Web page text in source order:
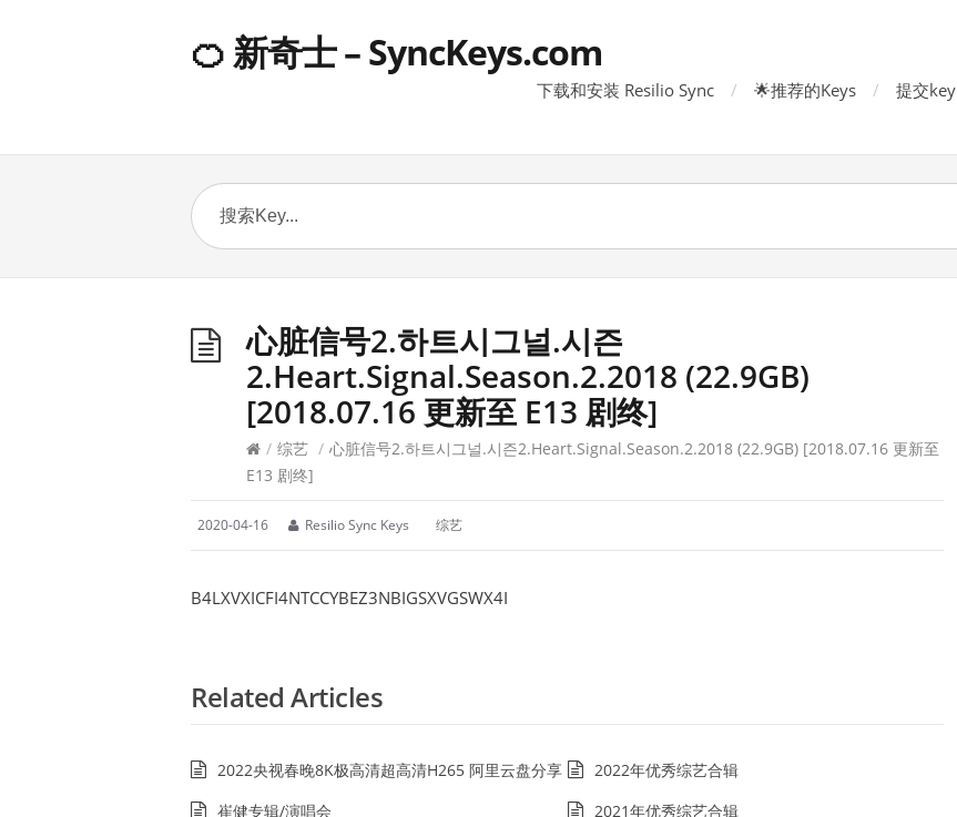
🍊 新奇士 – SyncKeys.com
下载和安装 Resilio Sync 🌟推荐的Keys 提交key
心脏信号2.하트시그널.시즌
2.Heart.Signal.Season.2.2018 (22.9GB)
[2018.07.16 更新至 E13 剧终]
/ 综艺 / 心脏信号2.하트시그널.시즌2.Heart.Signal.Season.2.2018 (22.9GB) [2018.07.16 更新至
E13 剧终]
2020-04-16 Resilio Sync Keys 综艺
B4LXVXICFI4NTCCYBEZ3NBIGSXVGSWX4I
Related Articles
2022央视春晚8K极高清超高清H265 阿里云盘分享
2022年优秀综艺合辑
崔健专辑/演唱会
2021年优秀综艺合辑